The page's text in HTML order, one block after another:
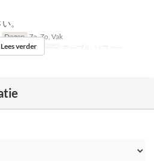
。
Dagen Za, Zo, Vak
Zitplaats Categorie テーブル, ソファー
Lees verder